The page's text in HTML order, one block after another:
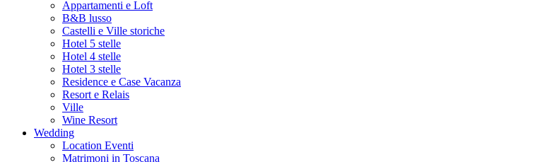
Appartamenti e Loft
B&B lusso
Castelli e Ville storiche
Hotel 5 stelle
Hotel 4 stelle
Hotel 3 stelle
Residence e Case Vacanza
Resort e Relais
Ville
Wine Resort
Wedding
Location Eventi
Matrimoni in Toscana